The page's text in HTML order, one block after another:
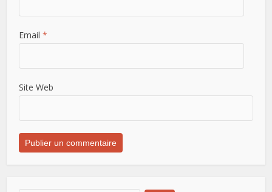
Email *
Site Web